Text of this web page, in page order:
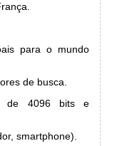
para o mundo
de busca.
de 4096 bits e
smartphone).